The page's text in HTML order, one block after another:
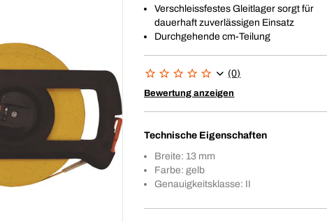
Verschleissfestes Gleitlager sorgt für
dauerhaft zuverlässigen Einsatz
Durchgehende cm-Teilung
(0)
Bewertung anzeigen
Technische Eigenschaften
Breite: 13 mm
Farbe: gelb
Genauigkeitsklasse: II